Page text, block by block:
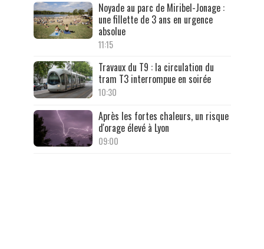
Noyade au parc de Miribel-Jonage :
une fillette de 3 ans en urgence
absolue
11:15
Travaux du T9 : la circulation du
tram T3 interrompue en soirée
10:30
Après les fortes chaleurs, un risque
d'orage élevé à Lyon
09:00